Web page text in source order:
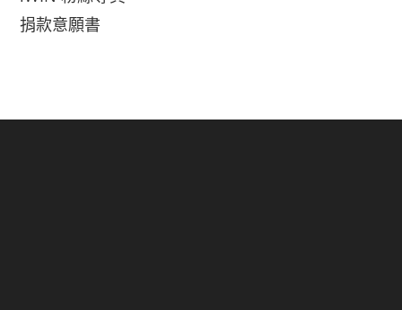
捐款意願書